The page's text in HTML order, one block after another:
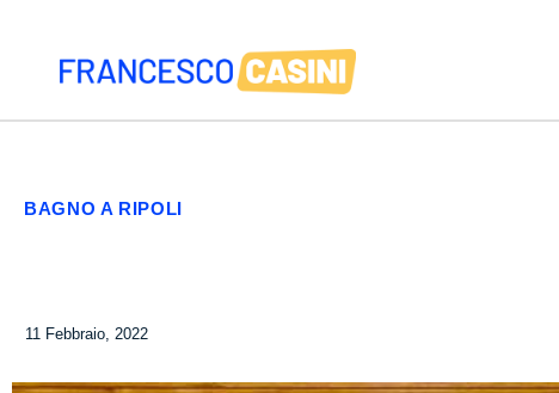
BAGNO A RIPOLI
11 Febbraio, 2022